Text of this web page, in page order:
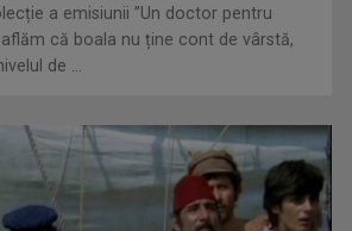
a emisiunii ”Un doctor pentru
că boala nu ține cont de vârstă,
de ...